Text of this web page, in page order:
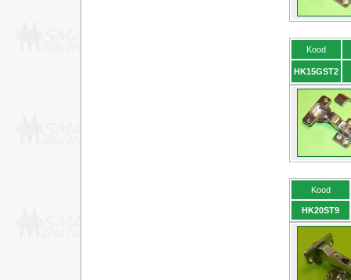
Kood
HK15GST2
Kood
HK20ST9